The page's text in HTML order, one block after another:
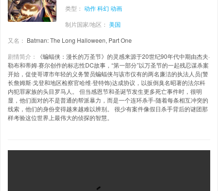
类型： 动作科幻 动画
制片国家/地区： 美国
又名： Batman: The Long Halloween, Part One
剧情简介：
《蝙蝠侠：漫长的万圣节》的灵感来源于20世纪90年代中期由杰夫·
勒布和蒂姆·赛尔创作的标志性DC故事，“第一部分”以万圣节的一起残忍谋杀案
开始，促使哥谭市年轻的义务警员蝙蝠侠与该市仅有的两名廉洁的执法人员(警
长詹姆斯·戈登和地区检察官哈维·登特饰)达成协议，以扳倒臭名昭著的法尔科
内犯罪家族的头目罗马人。 但当感恩节和圣诞节发生更多死亡事件时，很明
显，他们面对的不是普通的帮派暴力，而是一个连环杀手-随着每条相互冲突的
线索，他们的身份变得越来越难以辨别。 很少有案件像假日杀手背后的谜团那
样考验这位世界上最伟大的侦探的智慧。